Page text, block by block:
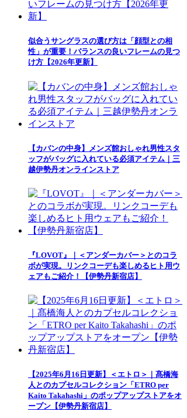
似合うサングラスの選び方は「顔型との相
性」が重要！バランスの良いフレームの見つ
け方【2026年更新】
【カバンの中身】メンズ館おしゃれ男性スタ
ッフがバッグに入れている必須アイテム｜三
越伊勢丹オンラインストア
『LOVOT』｜＜アンダーカバー＞とのコラ
ボが実現。リンクコーデも楽しめるヒト用ウ
ェアもご紹介！【伊勢丹新宿店】
【2025年6月16日更新】＜エトロ＞｜髙橋海
人とのカプセルコレクション「ETRO per
Kaito Takahashi」のポップアップストアをオ
ープン【伊勢丹新宿店】